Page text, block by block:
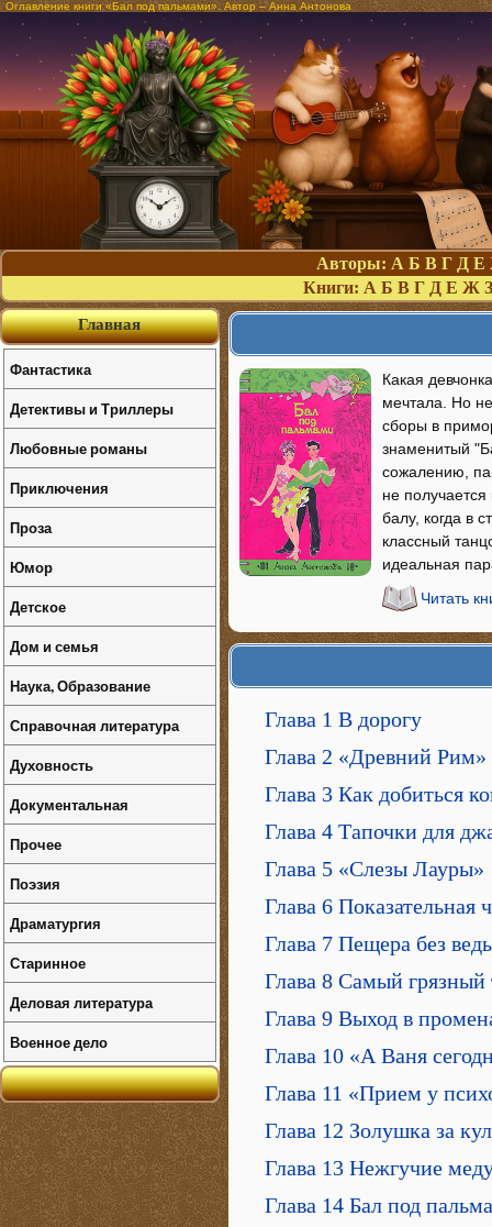
Оглавление книги «Бал под пальмами». Автор – Анна Антонова
Авторы: А Б В Г Д Е
Книги: А Б В Г Д Е Ж З
Какая
мечтала. Но
сборы в
знаменитый
сожалению,
не
балу, когда в
классный
идеальная
Читать
Глава 1 В дорогу
Глава 2 «Древний Рим»
Глава 3 Как добиться
Глава 4 Тапочки для
Глава 5 «Слезы Лауры»
Глава 6 Показательная
Глава 7 Пещера без
Глава 8 Самый грязный
Глава 9 Выход в
Глава 10 «А Ваня
Глава 11 «Прием у
Глава 12 Золушка за
Глава 13 Нежгучие
Глава 14 Бал под
Главная
Фантастика
Детективы и Триллеры
Любовные романы
Приключения
Проза
Юмор
Детское
Дом и семья
Наука, Образование
Справочная литература
Духовность
Документальная
Прочее
Поэзия
Драматургия
Старинное
Деловая литература
Военное дело